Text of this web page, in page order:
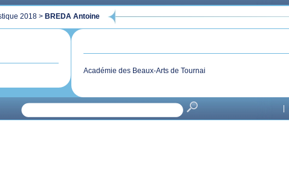
2018 > BREDA Antoine
Académie des Beaux-Arts de Tournai